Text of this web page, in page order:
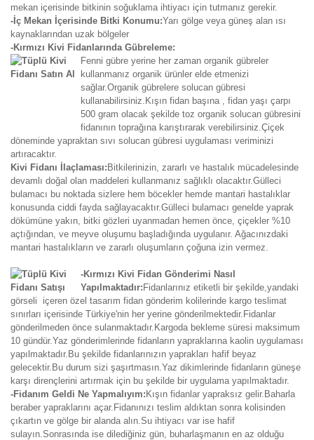
mekan içerisinde bitkinin soğuklama ihtiyacı için tutmanız gerekir.
-İç Mekan İçerisinde Bitki Konumu:Yarı gölge veya güneş alan ısı
kaynaklarından uzak bölgeler
-Kırmızı Kivi Fidanlarında Gübreleme:
Fenni gübre yerine her zaman organik gübreler
kullanmanız organik ürünler elde etmenizi
sağlar.Organik gübrelere solucan gübresi
kullanabilirsiniz.Kışın fidan başına , fidan yaşı çarpı
500 gram olacak şekilde toz organik solucan gübresini
fidanının toprağına karıştırarak verebilirsiniz.Çiçek
döneminde yapraktan sıvı solucan gübresi uygulaması veriminizi
artıracaktır.
Kivi Fidanı İlaçlaması: Bitkilerinizin, zararlı ve hastalık mücadelesinde
devamlı doğal olan maddeleri kullanmanız sağlıklı olacaktır.Gülleci
bulamacı bu noktada sizlere hem böcekler hemde mantari hastalıklar
konusunda ciddi fayda sağlayacaktır.Gülleci bulamacı genelde yaprak
dökümüne yakın, bitki gözleri uyanmadan hemen önce, çiçekler %10
açtığından, ve meyve oluşumu başladığında uygulanır. Ağacınızdaki
mantari hastalıkların ve zararlı oluşumların çoğuna izin vermez.
-Kırmızı Kivi Fidan Gönderimi Nasıl
Yapılmaktadır: Fidanlarınız etiketli bir şekilde,yandaki
görseli içeren özel tasarım fidan gönderim kolilerinde kargo teslimat
sınırları içerisinde Türkiye'nin her yerine gönderilmektedir.Fidanlar
gönderilmeden önce sulanmaktadır.Kargoda bekleme süresi maksimum
10 gündür.Yaz gönderimlerinde fidanların yapraklarına kaolin uygulaması
yapılmaktadır.Bu şekilde fidanlarınızın yaprakları hafif beyaz
gelecektir.Bu durum sizi şaşırtmasın.Yaz dikimlerinde fidanların güneşe
karşı dirençlerini artırmak için bu şekilde bir uygulama yapılmaktadır.
-Fidanım Geldi Ne Yapmalıyım: Kışın fidanlar yapraksız gelir.Baharla
beraber yapraklarını açar.Fidanınızı teslim aldıktan sonra kolisinden
çıkartın ve gölge bir alanda alın.Su ihtiyacı var ise hafif
sulayın.Sonrasında ise dilediğiniz gün, buharlaşmanın en az olduğu